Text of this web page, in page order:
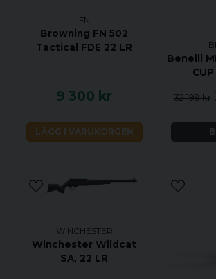
FN
Browning FN 502
Tactical FDE 22 LR
9 300 kr
LÄGG I VARUKORGEN
Benelli
32 199 kr
WINCHESTER
Winchester Wildcat
SA, 22 LR